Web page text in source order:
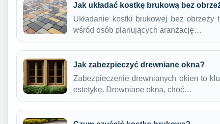
Jak układać kostkę brukową bez
Układanie kostki brukowej bez
wśród osób planujących aranżację…
Jak zabezpieczyć drewniane okna?
Zabezpieczenie drewnianych okien to
estetykę. Drewniane okna, choć…